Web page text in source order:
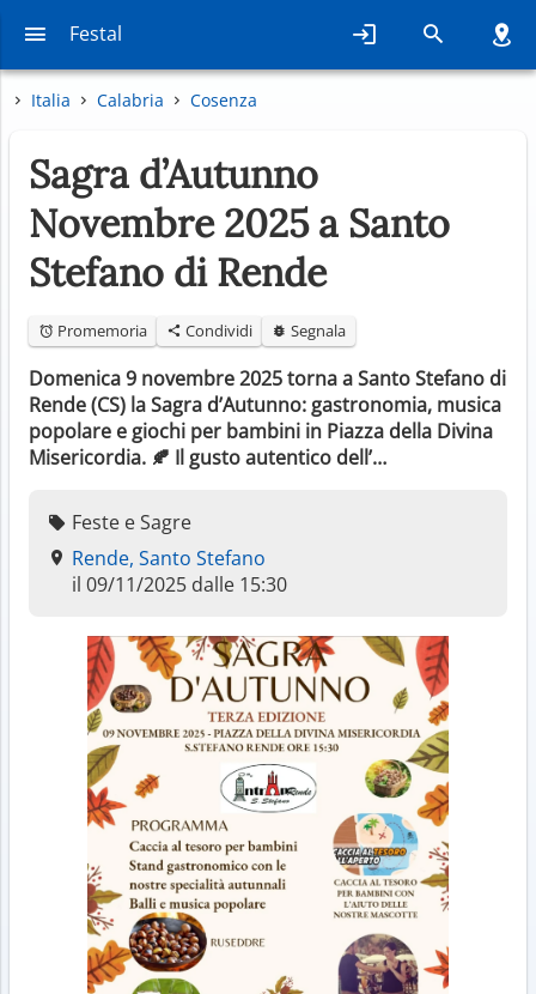
Festal
Italia Calabria Cosenza
Sagra d’Autunno
Novembre 2025 a Santo
Stefano di Rende
Promemoria Condividi Segnala
Domenica 9 novembre 2025 torna a Santo Stefano di
Rende (CS) la Sagra d’Autunno: gastronomia, musica
popolare e giochi per bambini in Piazza della Divina
Misericordia. 🍂 Il gusto autentico dell’…
Feste e Sagre
Rende, Santo Stefano
il 09/11/2025 dalle 15:30